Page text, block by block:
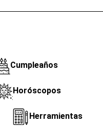
Cumpleaños
Horóscopos
Herramientas